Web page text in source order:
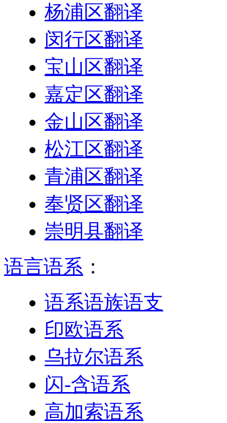
杨浦区翻译
闵行区翻译
宝山区翻译
嘉定区翻译
金山区翻译
松江区翻译
青浦区翻译
奉贤区翻译
崇明县翻译
语言语系 ：
语系语族语支
印欧语系
乌拉尔语系
闪-含语系
高加索语系